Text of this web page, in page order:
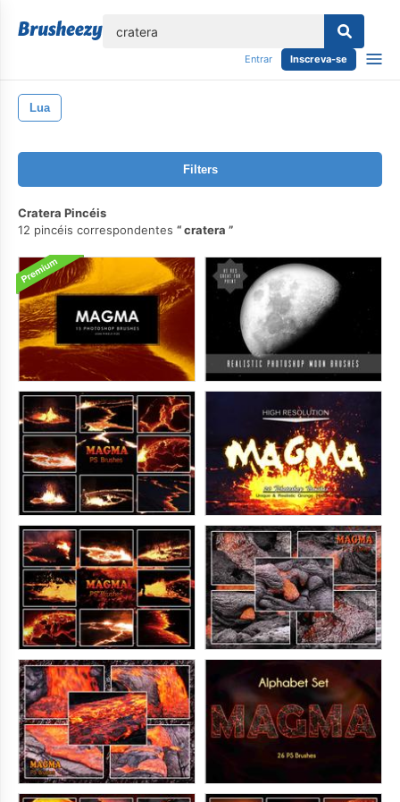
Entrar Inscreva-se
Lua
Filters
Cratera Pincéis
12 pincéis correspondentes
cratera